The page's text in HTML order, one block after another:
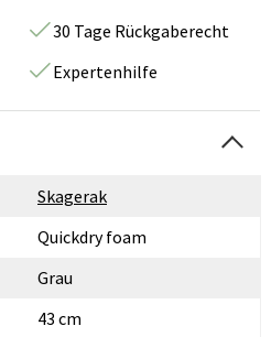
30 Tage Rückgaberecht
Expertenhilfe
Skagerak
Quickdry foam
Grau
43 cm